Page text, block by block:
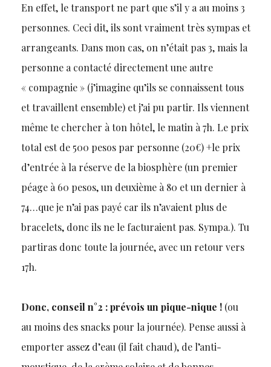
En effet, le transport ne part que s’il y a au moins 3
personnes. Ceci dit, ils sont vraiment très sympas et
arrangeants. Dans mon cas, on n’était pas 3, mais la
personne a contacté directement une autre
« compagnie » (j’imagine qu’ils se connaissent tous
et travaillent ensemble) et j’ai pu partir. Ils viennent
même te chercher à ton hôtel, le matin à 7h. Le prix
total est de 500 pesos par personne (20€) +le prix
d’entrée à la réserve de la biosphère (un premier
péage à 60 pesos, un deuxième à 80 et un dernier à
74…que je n’ai pas payé car ils n’avaient plus de
bracelets, donc ils ne le facturaient pas. Sympa.). Tu
partiras donc toute la journée, avec un retour vers
17h.
Donc, conseil n°2 : prévois un pique-nique ! (ou
au moins des snacks pour la journée). Pense aussi à
emporter assez d’eau (il fait chaud), de l’anti-